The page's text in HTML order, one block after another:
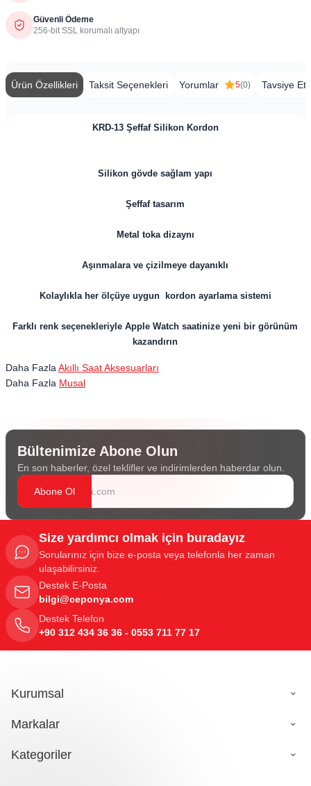
Güvenli Ödeme
256-bit SSL korumalı altyapı
Ürün Özellikleri Taksit Seçenekleri Yorumlar 5(0) Tavsiye Et
​​​KRD-13 Şeffaf Silikon Kordon
Silikon gövde sağlam yapı
Şeffaf tasarım
Metal toka dizaynı
Aşınmalara ve çizilmeye dayanıklı
Kolaylıkla her ölçüye uygun kordon ayarlama sistemi
Farklı renk seçenekleriyle Apple Watch saatinize yeni bir görünüm
kazandırın
Daha Fazla Akıllı Saat Aksesuarları
Daha Fazla Musal
Bültenimize Abone Olun
En son haberler, özel teklifler ve indirimlerden haberdar olun.
Abone Ol
Size yardımcı olmak için buradayız
Sorularınız için bize e-posta veya telefonla her zaman
ulaşabilirsiniz.
Destek E-Posta
bilgi@ceponya.com
Destek Telefon
+90 312 434 36 36 - 0553 711 77 17
Kurumsal
Markalar
Kategoriler